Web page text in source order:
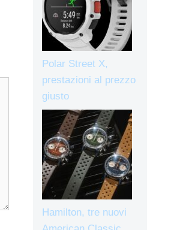
Polar Street X,
prestazioni al prezzo
giusto
Hamilton, tre nuovi